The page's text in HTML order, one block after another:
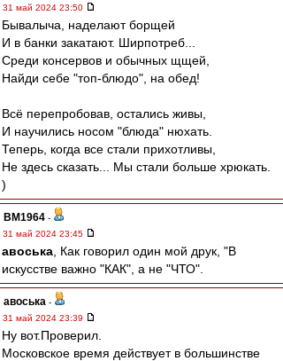
31 май 2024 23:50
Бывалыча, наделают борщей
И в банки закатают. Ширпотреб...
Среди консервов и обычных щщей,
Найди себе "топ-блюдо", на обед!
Всё перепробовав, остались живы,
И научились носом "блюда" нюхать.
Теперь, когда все стали прихотливы,
Не здесь сказать... Мы стали больше хрюкать.
)
BM1964 -
31 май 2024 23:45
авоська , Как говорил один мой друк, "В
искусстве важно "КАК", а не "ЧТО".
авоська -
31 май 2024 23:39
Ну вот.Проверил.
Московское время действует в большинстве